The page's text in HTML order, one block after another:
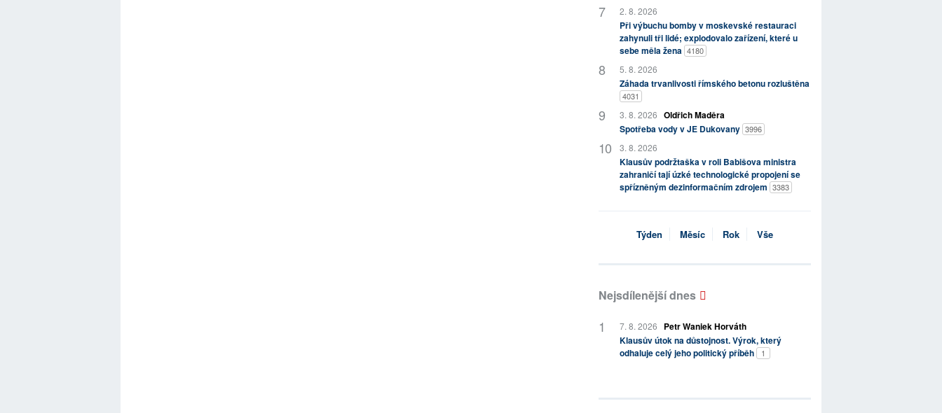
2. 8. 2026
Při výbuchu bomby v moskevské restauraci
zahynuli tři lidé; explodovalo zařízení, které u
sebe měla žena 4180
5. 8. 2026
Záhada trvanlivosti římského betonu rozluštěna
4031
3. 8. 2026 Oldřich Maděra
Spotřeba vody v JE Dukovany 3996
3. 8. 2026
Klausův podržtaška v roli Babišova ministra
zahraničí tají úzké technologické propojení se
spřízněným dezinformačním zdrojem 3383
Týden Měsíc Rok Vše
Nejsdílenější dnes
7. 8. 2026
Petr Waniek Horváth
Klausův útok na důstojnost. Výrok, který
odhaluje celý jeho politický příběh
1